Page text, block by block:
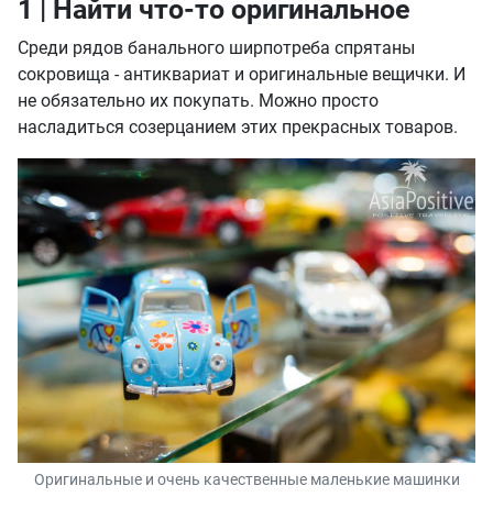
1 | Найти что-то оригинальное
Среди рядов банального ширпотреба спрятаны
сокровища - антиквариат и оригинальные вещички. И
не обязательно их покупать. Можно просто
насладиться созерцанием этих прекрасных товаров.
Оригинальные и очень качественные маленькие машинки